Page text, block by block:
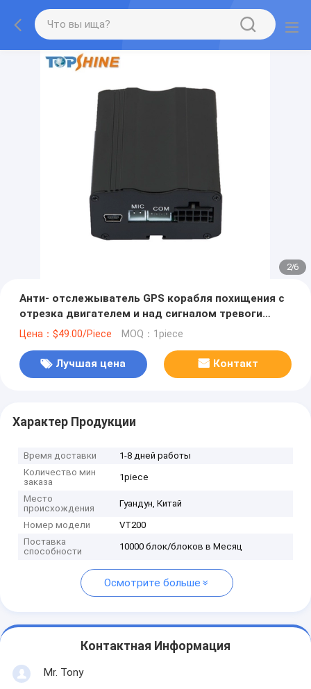
2/6
Анти- отслежыватель GPS корабля похищения с
отрезка двигателем и над сигналом тревоги
скорости
Цена：$49.00/Piece MOQ：1piece
Лучшая цена Контакт
Характер Продукции
Время доставки
1-8 дней работы
Количество мин
заказа
1piece
Место
происхождения
Гуандун, Китай
Номер модели
VT200
Поставка
способности
10000 блок/блоков в Месяц
Осмотрите больше
Контактная Информация
Mr. Tony